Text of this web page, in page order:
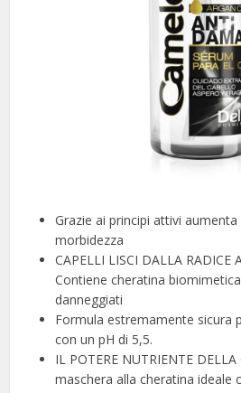
Grazie ai principi attivi
morbidezza
CAPELLI LISCI DALLA RADICE
Contiene cheratina
danneggiati
Formula estremamente sicura
con un pH di 5,5.
IL POTERE NUTRIENTE
maschera alla cheratina ideale